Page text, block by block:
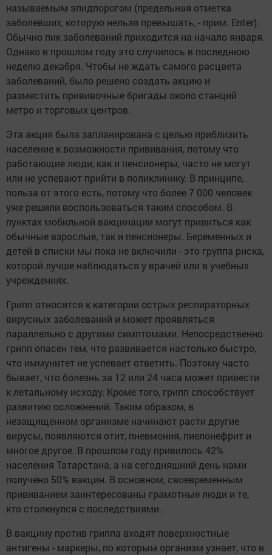
называемым эпидпорогом (предельная отметка
заболевших, которую нельзя превышать, - прим. Enter).
Обычно пик заболеваний приходится на начало января.
Однако в прошлом году это случилось в последнюю
неделю декабря. Чтобы не ждать самого расцвета
заболеваний, было решено создать акцию и
разместить прививочные бригады около станций
метро и торговых центров.
Эта акция была запланирована с целью приблизить
население к возможности прививания, потому что
работающие люди, как и пенсионеры, часто не могут
или не успевают прийти в поликлинику. В принципе,
польза от этого есть, потому что более 7 000 человек
уже решили воспользоваться таким способом. В
пунктах мобильной вакцинации могут привиться как
обычные взрослые, так и пенсионеры. Беременных и
детей в списки мы пока не включили - это группа риска,
которой лучше наблюдаться у врачей или в учебных
учреждениях.
Грипп относится к категории острых респираторных
вирусных заболеваний и может проявляться
параллельно с другими симптомами. Непосредственно
грипп опасен тем, что развивается настолько быстро,
что иммунитет не успевает ответить. Поэтому часто
бывает, что болезнь за 12 или 24 часа может привести
к летальному исходу. Кроме того, грипп способствует
развитию осложнений. Таким образом, в
незащищенном организме начинают расти другие
вирусы, появляются отит, пневмония, пиелонефрит и
многое другое. В прошлом году привилось 42%
населения Татарстана, а на сегодняшний день нами
получено 50% вакцин. В основном, своевременным
прививанием заинтересованы грамотные люди и те,
кто столкнулся с последствиями.
В вакцину против гриппа входят поверхностные
антигены - маркеры, по которым организм узнает, что в